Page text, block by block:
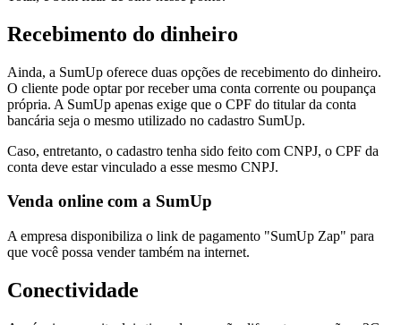
Recebimento do dinheiro
Ainda, a SumUp oferece duas opções de recebimento do dinheiro.
O cliente pode optar por receber uma conta corrente ou poupança
própria. A SumUp apenas exige que o CPF do titular da conta
bancária seja o mesmo utilizado no cadastro SumUp.
Caso, entretanto, o cadastro tenha sido feito com CNPJ, o CPF da
conta deve estar vinculado a esse mesmo CNPJ.
Venda online com a SumUp
A empresa disponibiliza o link de pagamento "SumUp Zap" para
que você possa vender também na internet.
Conectividade